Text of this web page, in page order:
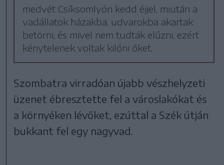
medvét Csíksomlyón kedd éjjel, miután a
vadállatok házakba, udvarokba akartak
betörni, és mivel nem tudták elűzni, ezért
kénytelenek voltak kilőni őket.
Szombatra virradóan újabb vészhelyzeti
üzenet ébresztette fel a városlakókat és
a környéken lévőket, ezúttal a Szék útján
bukkant fel egy nagyvad.